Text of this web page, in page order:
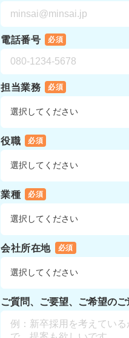
電話番号 必須
担当業務 必須
役職 必須
業種 必須
会社所在地 必須
ご質問、ご要望、ご希望の